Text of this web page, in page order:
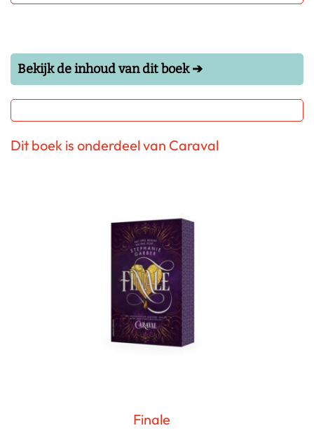
Bekijk de inhoud van dit boek ➔
Dit boek is onderdeel van Caraval
Finale